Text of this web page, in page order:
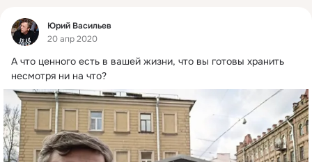
Фид
Юрий Васильев
20 апр 2020
А что ценного есть в вашей жизни, что вы готовы хранить
несмотря ни на что?